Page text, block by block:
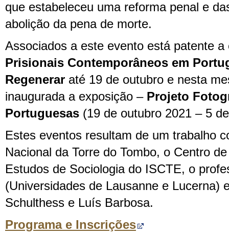
que estabeleceu uma reforma penal e
abolição da pena de morte.
Associados a este evento está patente
Prisionais Contemporâneos em
Regenerar até 19 de outubro e nesta
inaugurada a exposição –Projeto
Portuguesas (19 de outubro 2021 – 5
Estes eventos resultam de um trabalho
Nacional da Torre do Tombo, o Centro
Estudos de Sociologia do ISCTE, o
(Universidades de Lausanne e Lucerna)
Schulthess e Luís Barbosa.
Programa e Inscrições